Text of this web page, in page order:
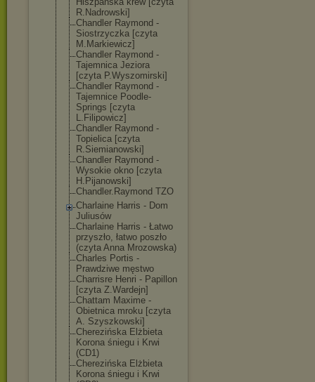
R.Nadrowski]
Chandler Raymond -
Siostrzyczka [czyta
M.Markiewicz]
Chandler Raymond -
Tajemnica Jeziora
[czyta P.Wyszomirski]
Chandler Raymond -
Tajemnice Poodle-
Springs [czyta
L.Filipowicz]
Chandler Raymond -
Topielica [czyta
R.Siemianowski]
Chandler Raymond -
Wysokie okno [czyta
H.Pijanowski]
Chandler.Raymond TZO
Charlaine Harris - Dom
Juliusów
Charlaine Harris - Łatwo
przyszło, łatwo poszło
(czyta Anna Mrozowska)
Charles Portis -
Prawdziwe męstwo
Charrisre Henri - Papillon
[czyta Z.Wardejn]
Chattam Maxime -
Obietnica mroku [czyta
A. Szyszkowski]
Cherezińska Elżbieta
Korona śniegu i Krwi
(CD1)
Cherezińska Elżbieta
Korona śniegu i Krwi